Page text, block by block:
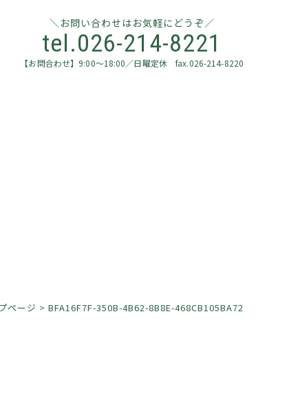
お問い合わせはお気軽にどうぞ
tel.026-214-8221
【お問合わせ】9:00～18:00／日曜定休 fax.026-214-8220
ページ > BFA16F7F-350B-4B62-8B8E-468CB105BA72